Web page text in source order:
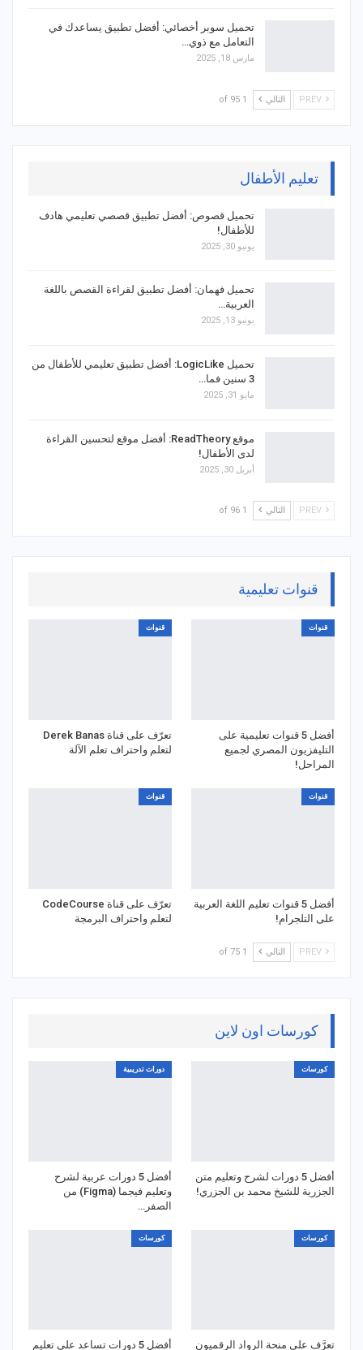
تحميل سوبر أخصائي: أفضل تطبيق يساعدك في
التعامل مع ذوي…
مارس 18, 2025
التالي 1 of 95
تعليم الأطفال
تحميل قصوص: أفضل تطبيق قصصي تعليمي هادف
للأطفال!
يونيو 30, 2025
تحميل فهمان: أفضل تطبيق لقراءة القصص باللغة
العربية…
يونيو 13, 2025
تحميل LogicLike: أفضل تطبيق تعليمي للأطفال من
3 سنين فما…
مايو 31, 2025
موقع ReadTheory: أفضل موقع لتحسين القراءة
لدى الأطفال!
أبريل 30, 2025
التالي 1 of 96
قنوات تعليمية
قنوات
أفضل 5 قنوات تعليمية على
التليفزيون المصري لجميع
المراحل!
قنوات
تعرّف على قناة Derek Banas
لتعلم واحتراف تعلم الآلة
قنوات
أفضل 5 قنوات تعليم اللغة العربية
على التلجرام!
قنوات
تعرّف على قناة CodeCourse
لتعلم واحتراف البرمجة
التالي 1 of 75
كورسات اون لاين
كورسات
أفضل 5 دورات لشرح وتعليم متن
الجزرية للشيخ محمد بن الجزري!
دورات تدريبية
أفضل 5 دورات عربية لشرح
وتعليم فيجما (Figma) من
الصفر…
كورسات
تعرَّف على منحة الرواد الرقميون
كورسات
أفضل 5 دورات تساعد على تعليم